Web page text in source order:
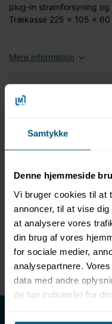
Samtykke
Denne hjemmeside
Vi bruger cookies til at
annoncer, til at vise
at analysere vores
din brug af vores
for sociale medier,
analysepartnere.
data med andre
de har indsamlet fra
plug-in strømforsyning
Trækasse 225 x 105 x 60
Mere information
Information
Produktinformation
Elektronisk sauna
Skjult fastgørelse
IP 24-beskyttelse
Plug-in
3 meter
Trækasse 225 x
Cifferhøjde 25 mm